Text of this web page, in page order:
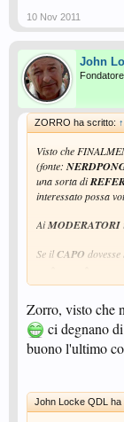
10 Nov 2011
John
ZORRO ha scritto: ↑
Visto che
(fonte:
una sorta di
interessato possa
AiMODERATORI
Se ilCAPO dovesse
INATTESA...
Zorro, visto che
ci degnano
buono l'ultimo
John Locke QDL ha